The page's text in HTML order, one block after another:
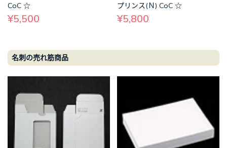
CoC ☆
¥5,500
プリンス(Ｎ) CoC ☆
¥5,800
名刺の売れ筋商品